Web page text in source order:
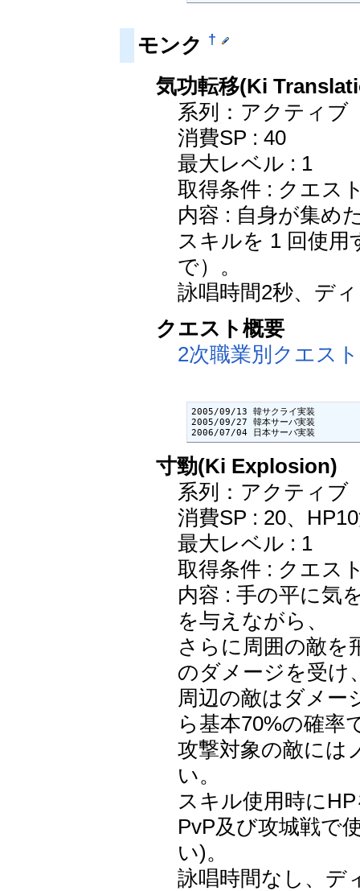
モンク †
気功転移(Ki
系列：アクティブ
消費SP : 40
最大レベル : 1
取得条件 : クエス
内容 : 自身が集め
スキルを 1 回使用
で）。
詠唱時間2秒、デ
クエスト概要
2次職業別クエスト
2005/09/13 韓サクライ実装
2005/09/27 韓本サーバ実装
2006/07/04 日本サーバ実装
寸勁(Ki Explosion)
系列：アクティブ
消費SP : 20、
最大レベル : 1
取得条件 : クエス
内容 : 手の平に気
を与えながら、
さらに周囲の敵を
のダメージを受け
周辺の敵はダメー
ら基本70%の確率
攻撃対象の敵には
い。
スキル使用時に
PvP及び攻城戦で
い)。
詠唱時間なし、デ